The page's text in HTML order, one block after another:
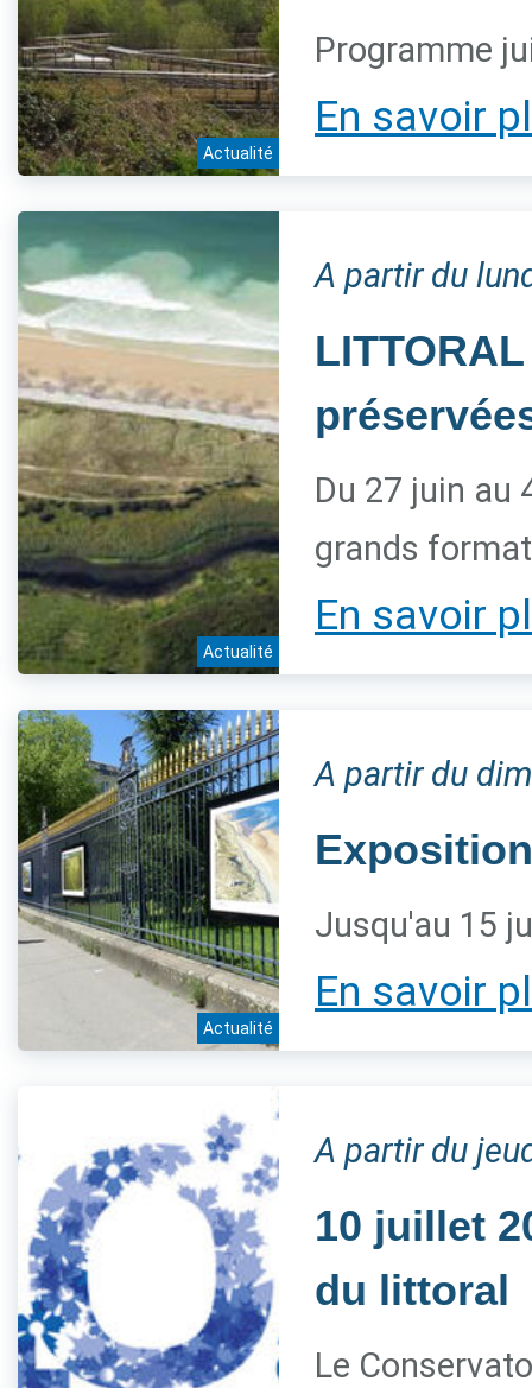
Actualité
Programme
En savoir
Actualité
A partir du
Du 27 juin au
grands
En savoir
Actualité
A partir du
Jusqu'au 15
En savoir
A partir du
10 juillet
du littoral
Le